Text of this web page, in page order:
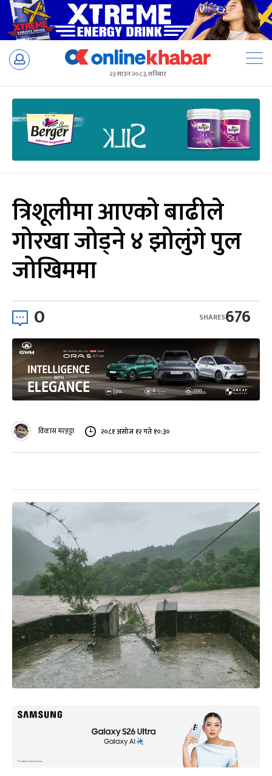
Skip
२३ साउन २०८३, शनिबार
त्रिशूलीमा आएको बाढीले
गोरखा जोड्ने ४ झोलुंगे पुल
जोखिममा
0 676
SHARES
विकास मरहट्टा २०८१ असोज १२ गते १०:३०